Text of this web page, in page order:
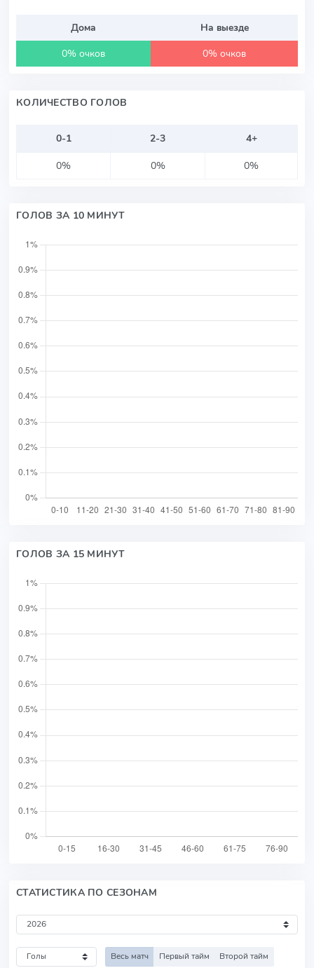
Дома
На выезде
0% очков
0% очков
КОЛИЧЕСТВО ГОЛОВ
0-1 2-3
4+
0%
0% 0%
ГОЛОВ ЗА 10 МИНУТ
ГОЛОВ ЗА 15 МИНУТ
СТАТИСТИКА ПО СЕЗОНАМ
Весь матч Первый тайм Второй тайм